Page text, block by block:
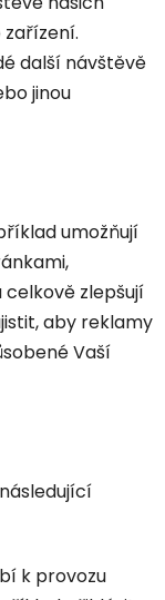
další návštěvě
jinou
umožňují
zlepšují
aby reklamy
Vaší
k provozu